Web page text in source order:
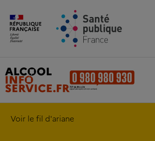
Aller au contenu principal
Voir le fil d'ariane